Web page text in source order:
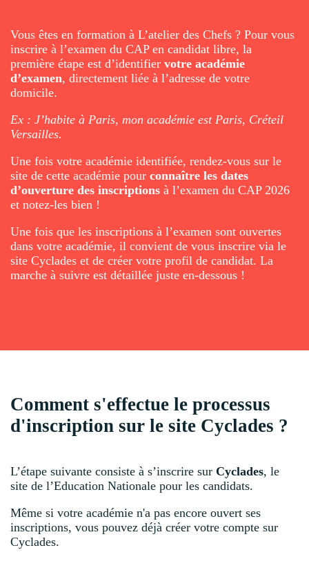
Vous êtes en formation à L’atelier des Chefs ? Pour vous
inscrire à l’examen du CAP en candidat libre, la
première étape est d’identifier votre académie
d’examen, directement liée à l’adresse de votre
domicile.
Ex : J’habite à Paris, mon académie est Paris, Créteil
Versailles.
Une fois votre académie identifiée, rendez-vous sur le
site de cette académie pour connaître les dates
d’ouverture des inscriptions à l’examen du CAP 2026
et notez-les bien !
Une fois que les inscriptions à l’examen sont ouvertes
dans votre académie, il convient de vous inscrire via le
site Cyclades et de créer votre profil de candidat. La
marche à suivre est détaillée juste en-dessous !
Comment s'effectue le processus
d'inscription sur le site Cyclades ?
L’étape suivante consiste à s’inscrire sur Cyclades, le
site de l’Education Nationale pour les candidats.
Même si votre académie n'a pas encore ouvert ses
inscriptions, vous pouvez déjà créer votre compte sur
Cyclades.